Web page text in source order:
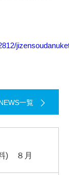
一覧
) ８月